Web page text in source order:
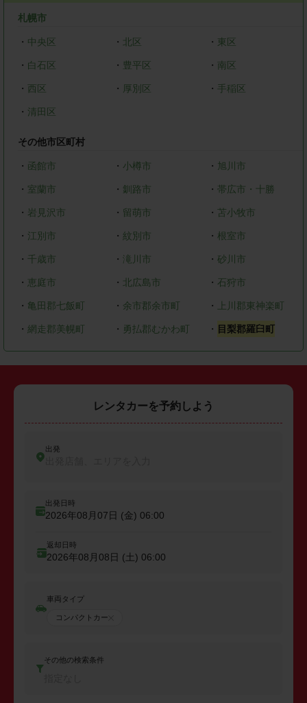
札幌市
・ 中央区 ・ 北区 ・ 東区
・ 白石区 ・ 豊平区 ・ 南区
・ 西区 ・ 厚別区 ・ 手稲区
・ 清田区
その他市区町村
・ 函館市 ・ 小樽市 ・ 旭川市
・ 室蘭市 ・ 釧路市 ・ 帯広市・十勝
・ 岩見沢市 ・ 留萌市 ・苫小牧市
・ 江別市 ・ 紋別市 ・ 根室市
・ 千歳市 ・ 滝川市 ・砂川市
・ 恵庭市 ・ 北広島市 ・ 石狩市
・ 亀田郡七飯町 ・ 余市郡余市町 ・ 上川郡東神楽町
・ 網走郡美幌町 ・ 勇払郡むかわ町 ・ 目梨郡羅臼町
レンタカーを予約しよう
出発
出発日時
2026年08月07日 (金) 06:00
返却日時
2026年08月08日 (土) 06:00
車両タイプ
コンパクトカー
その他の検索条件